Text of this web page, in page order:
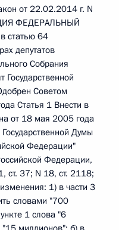
от 22.02.2014 г. N
ФЕДЕРАЛЬНЫЙ
статью 64
депутатов
Собрания
Советом
Статья 1 Внести в
от 18 мая 2005 года
Думы
Федерации"
Федерации,
ст. 37; N 18, ст. 2118;
1) в части 3
словами "700
1 слова "6